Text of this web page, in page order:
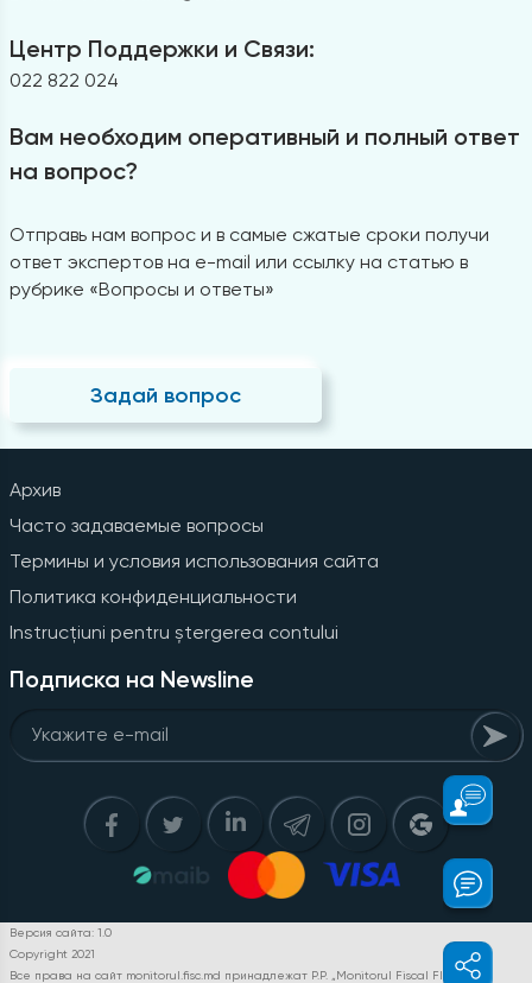
Центр Поддержки и Связи:
022 822 024
Вам необходим оперативный и полный ответ
на вопрос?
Отправь нам вопрос и в самые сжатые сроки получи
ответ экспертов на e-mail или ссылку на статью в
рубрике «Вопросы и ответы»
Задай вопрос
Архив
Часто задаваемые вопросы
Термины и условия использования сайта
Политика конфиденциальности
Instrucțiuni pentru ștergerea contului
Подписка на Newsline
Версия сайта: 1.0
Copyright 2021
Все права на сайт monitorul.fisc.md принадлежат P.P. „Monitorul Fiscal FISC.MD”.